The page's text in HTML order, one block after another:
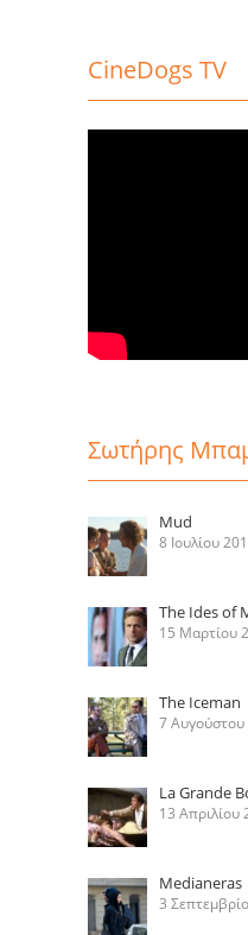
CineDogs TV
Σωτήρης
Mud
8 Ιουλίου
The Ides of
15 Μαρτίου
The Iceman
7
La Grande
13 Απριλίου
Medianeras
3